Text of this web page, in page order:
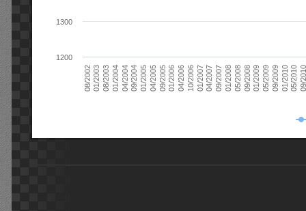
08/200201/200308/200301/200404/200409/200401/200504/200509/200501/200604/200610/200601/200704/200709/200701/200805/200809/200801/200905/200909/200901/201005/201009/
1200
1300